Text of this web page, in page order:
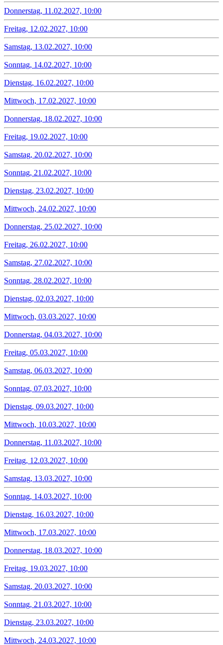
Donnerstag, 11.02.2027, 10:00
Freitag, 12.02.2027, 10:00
Samstag, 13.02.2027, 10:00
Sonntag, 14.02.2027, 10:00
Dienstag, 16.02.2027, 10:00
Mittwoch, 17.02.2027, 10:00
Donnerstag, 18.02.2027, 10:00
Freitag, 19.02.2027, 10:00
Samstag, 20.02.2027, 10:00
Sonntag, 21.02.2027, 10:00
Dienstag, 23.02.2027, 10:00
Mittwoch, 24.02.2027, 10:00
Donnerstag, 25.02.2027, 10:00
Freitag, 26.02.2027, 10:00
Samstag, 27.02.2027, 10:00
Sonntag, 28.02.2027, 10:00
Dienstag, 02.03.2027, 10:00
Mittwoch, 03.03.2027, 10:00
Donnerstag, 04.03.2027, 10:00
Freitag, 05.03.2027, 10:00
Samstag, 06.03.2027, 10:00
Sonntag, 07.03.2027, 10:00
Dienstag, 09.03.2027, 10:00
Mittwoch, 10.03.2027, 10:00
Donnerstag, 11.03.2027, 10:00
Freitag, 12.03.2027, 10:00
Samstag, 13.03.2027, 10:00
Sonntag, 14.03.2027, 10:00
Dienstag, 16.03.2027, 10:00
Mittwoch, 17.03.2027, 10:00
Donnerstag, 18.03.2027, 10:00
Freitag, 19.03.2027, 10:00
Samstag, 20.03.2027, 10:00
Sonntag, 21.03.2027, 10:00
Dienstag, 23.03.2027, 10:00
Mittwoch, 24.03.2027, 10:00